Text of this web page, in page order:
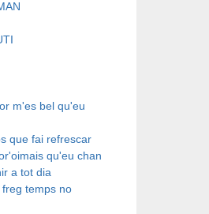
m'es bel qu'eu
que fai refrescar
qu'eu chan
a tot dia
temps no